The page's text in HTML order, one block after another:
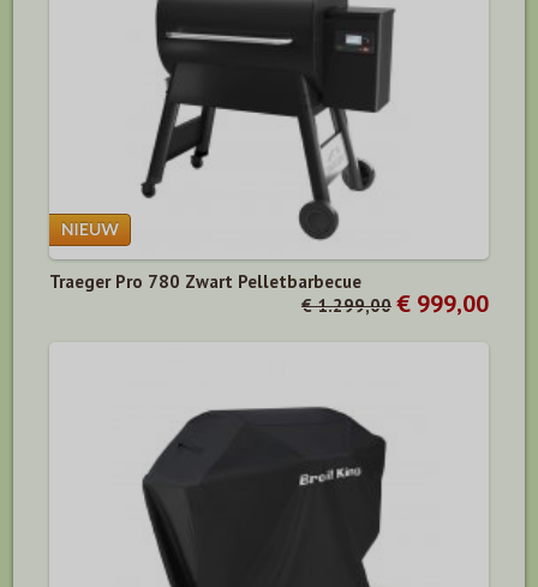
Traeger Pro 780 Zwart Pelletbarbecue
€ 1.299,00 € 999,00